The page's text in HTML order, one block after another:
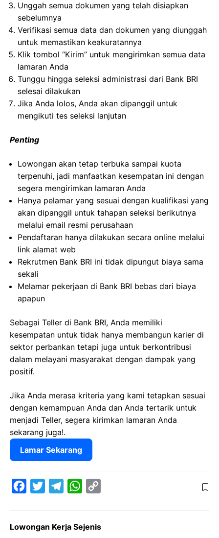
Unggah semua dokumen yang telah disiapkan
sebelumnya
Verifikasi semua data dan dokumen yang diunggah
untuk memastikan keakuratannya
Klik tombol “Kirim” untuk mengirimkan semua data
lamaran Anda
Tunggu hingga seleksi administrasi dari Bank BRI
selesai dilakukan
Jika Anda lolos, Anda akan dipanggil untuk
mengikuti tes seleksi lanjutan
Penting
Lowongan akan tetap terbuka sampai kuota
terpenuhi, jadi manfaatkan kesempatan ini dengan
segera mengirimkan lamaran Anda
Hanya pelamar yang sesuai dengan kualifikasi yang
akan dipanggil untuk tahapan seleksi berikutnya
melalui email resmi perusahaan
Pendaftaran hanya dilakukan secara online melalui
link alamat web
Rekrutmen Bank BRI ini tidak dipungut biaya sama
sekali
Melamar pekerjaan di Bank BRI bebas dari biaya
apapun
Sebagai Teller di Bank BRI, Anda memiliki
kesempatan untuk tidak hanya membangun karier di
sektor perbankan tetapi juga untuk berkontribusi
dalam melayani masyarakat dengan dampak yang
positif.
Jika Anda merasa kriteria yang kami tetapkan sesuai
dengan kemampuan Anda dan Anda tertarik untuk
menjadi Teller, segera kirimkan lamaran Anda
sekarang juga!.
Lamar Sekarang
e
t
e
W
t
y
Lowongan Kerja Sejenis